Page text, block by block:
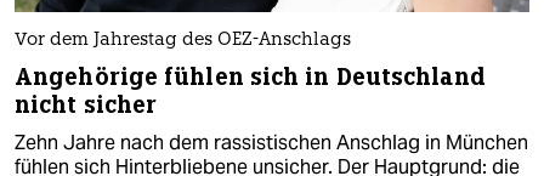
Vor dem Jahrestag des OEZ-Anschlags
Angehörige fühlen sich in Deutschland
nicht sicher
Zehn Jahre nach dem rassistischen Anschlag in München
fühlen sich Hinterbliebene unsicher. Der Hauptgrund: die